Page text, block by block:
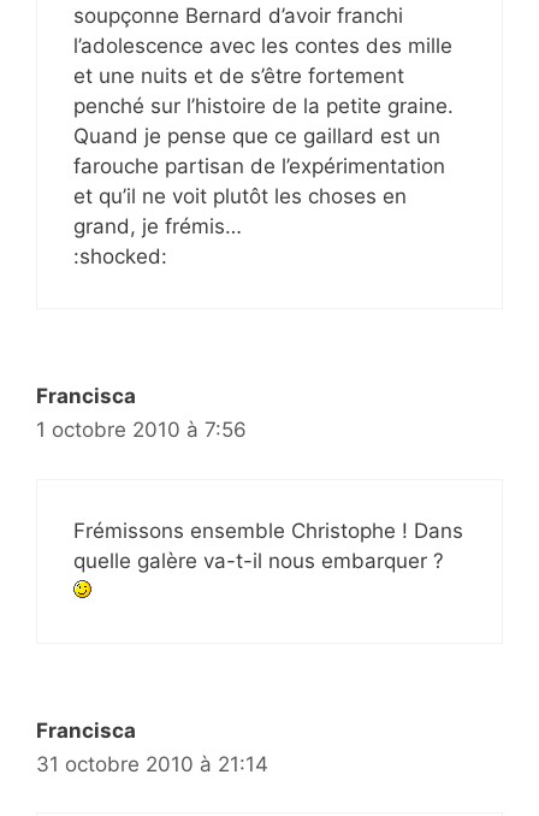
soupçonne Bernard d’avoir franchi
l’adolescence avec les contes des mille
et une nuits et de s’être fortement
penché sur l’histoire de la petite graine.
Quand je pense que ce gaillard est un
farouche partisan de l’expérimentation
et qu’il ne voit plutôt les choses en
grand, je frémis…
:shocked:
Francisca
1 octobre 2010 à 7:56
Frémissons ensemble Christophe ! Dans
quelle galère va-t-il nous embarquer ?
Francisca
31 octobre 2010 à 21:14